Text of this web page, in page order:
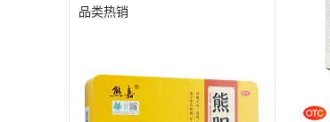
品类热销